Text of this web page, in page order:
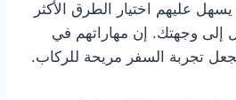
يسهل عليهم اختيار الطرق الأكثر
وجهتك. إن مهاراتهم في
تجعل تجربة السفر مريحة للركاب.